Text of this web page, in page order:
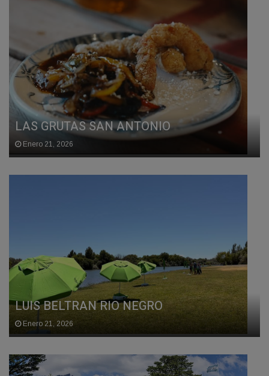
LAS GRUTAS SAN ANTONIO
Enero 21, 2026
LUIS BELTRAN RIO NEGRO
Enero 21, 2026